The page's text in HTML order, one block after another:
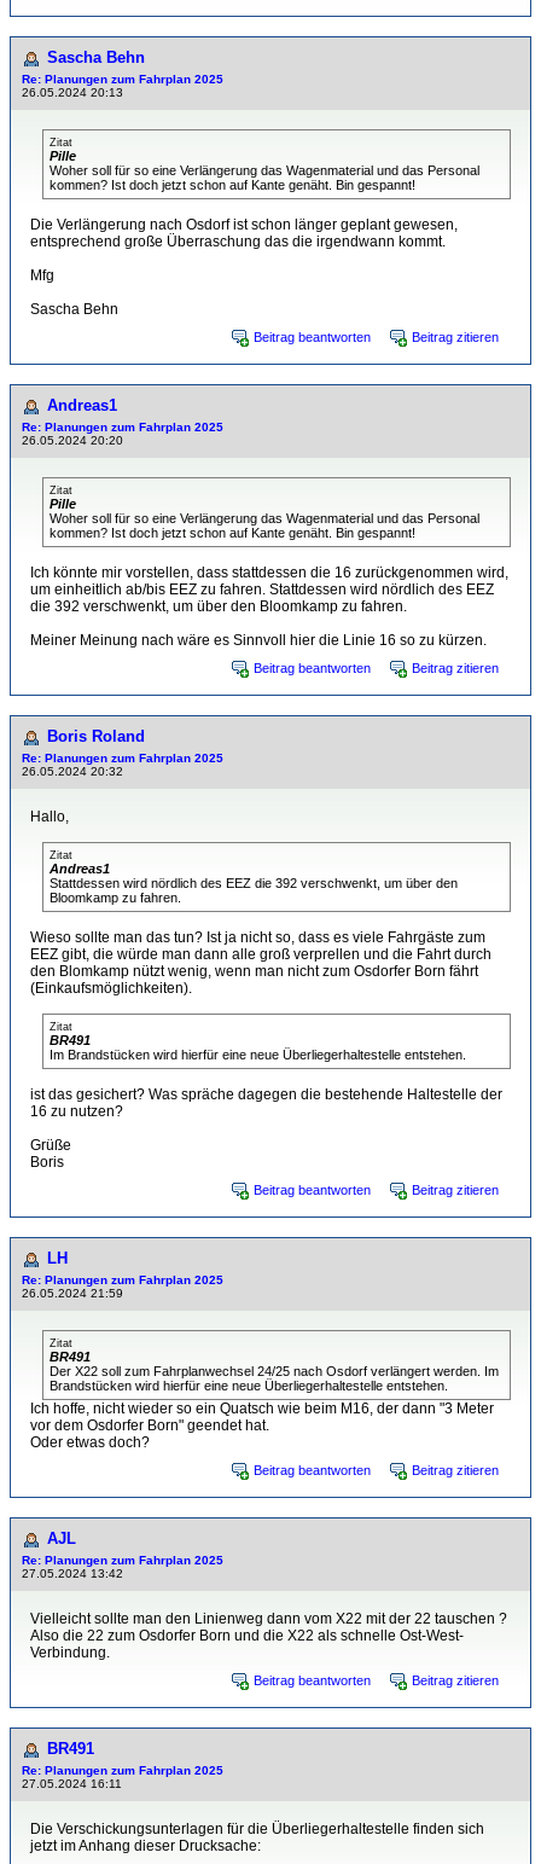
Sascha Behn
Re: Planungen zum Fahrplan 2025
26.05.2024 20:13
Zitat
Pille
Woher soll für so eine Verlängerung das Wagenmaterial und das Personal
kommen? Ist doch jetzt schon auf Kante genäht. Bin gespannt!
Die Verlängerung nach Osdorf ist schon länger geplant gewesen,
entsprechend große Überraschung das die irgendwann kommt.
Mfg
Sascha Behn
Beitrag beantworten Beitrag zitieren
Andreas1
Re: Planungen zum Fahrplan 2025
26.05.2024 20:20
Zitat
Pille
Woher soll für so eine Verlängerung das Wagenmaterial und das Personal
kommen? Ist doch jetzt schon auf Kante genäht. Bin gespannt!
Ich könnte mir vorstellen, dass stattdessen die 16 zurückgenommen wird,
um einheitlich ab/bis EEZ zu fahren. Stattdessen wird nördlich des EEZ
die 392 verschwenkt, um über den Bloomkamp zu fahren.
Meiner Meinung nach wäre es Sinnvoll hier die Linie 16 so zu kürzen.
Beitrag beantworten Beitrag zitieren
Boris Roland
Re: Planungen zum Fahrplan 2025
26.05.2024 20:32
Hallo,
Zitat
Andreas1
Stattdessen wird nördlich des EEZ die 392 verschwenkt, um über den
Bloomkamp zu fahren.
Wieso sollte man das tun? Ist ja nicht so, dass es viele Fahrgäste zum
EEZ gibt, die würde man dann alle groß verprellen und die Fahrt durch
den Blomkamp nützt wenig, wenn man nicht zum Osdorfer Born fährt
(Einkaufsmöglichkeiten).
Zitat
BR491
Im Brandstücken wird hierfür eine neue Überliegerhaltestelle entstehen.
ist das gesichert? Was spräche dagegen die bestehende Haltestelle der
16 zu nutzen?
Grüße
Boris
Beitrag beantworten Beitrag zitieren
LH
Re: Planungen zum Fahrplan 2025
26.05.2024 21:59
Zitat
BR491
Der X22 soll zum Fahrplanwechsel 24/25 nach Osdorf verlängert werden. Im
Brandstücken wird hierfür eine neue Überliegerhaltestelle entstehen.
Ich hoffe, nicht wieder so ein Quatsch wie beim M16, der dann "3 Meter
vor dem Osdorfer Born" geendet hat.
Oder etwas doch?
Beitrag beantworten Beitrag zitieren
AJL
Re: Planungen zum Fahrplan 2025
27.05.2024 13:42
Vielleicht sollte man den Linienweg dann vom X22 mit der 22 tauschen ?
Also die 22 zum Osdorfer Born und die X22 als schnelle Ost-West-
Verbindung.
Beitrag beantworten Beitrag zitieren
BR491
Re: Planungen zum Fahrplan 2025
27.05.2024 16:11
Die Verschickungsunterlagen für die Überliegerhaltestelle finden sich
jetzt im Anhang dieser Drucksache: